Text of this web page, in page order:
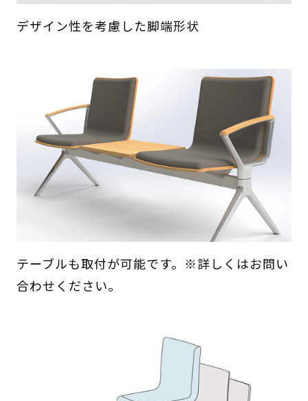
デザイン性を考慮した脚端形状
テーブルも取付が可能です。※詳しくはお問い
合わせください。